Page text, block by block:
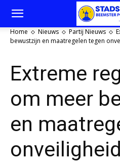
Home Nieuws Partij Nieuws
bewustzijn en maatregelen tegen
Extreme
om meer
en
onveiligheid